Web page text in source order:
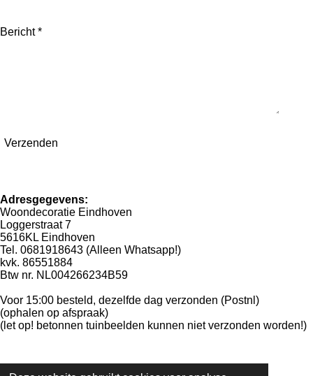
Bericht *
Verzenden
Adresgegevens:
Woondecoratie Eindhoven
Loggerstraat 7
5616KL Eindhoven
Tel. 0681918643 (Alleen Whatsapp!)
kvk. 86551884
Btw nr. NL004266234B59
Voor 15:00 besteld, dezelfde dag verzonden (Postnl)
(ophalen op afspraak)
(let op! betonnen tuinbeelden kunnen niet verzonden worden!)
W
F